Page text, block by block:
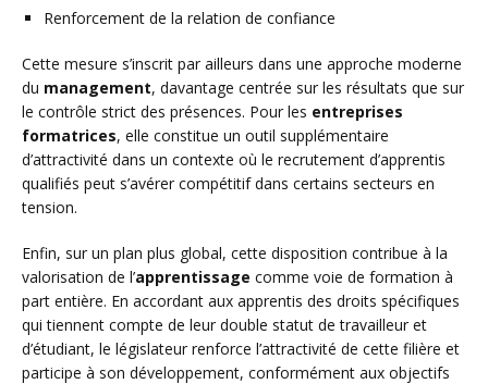
Renforcement de la relation de confiance
Cette mesure s’inscrit par ailleurs dans une approche moderne
du management, davantage centrée sur les résultats que sur
le contrôle strict des présences. Pour les entreprises
formatrices, elle constitue un outil supplémentaire
d’attractivité dans un contexte où le recrutement d’apprentis
qualifiés peut s’avérer compétitif dans certains secteurs en
tension.
Enfin, sur un plan plus global, cette disposition contribue à la
valorisation de l’apprentissage comme voie de formation à
part entière. En accordant aux apprentis des droits spécifiques
qui tiennent compte de leur double statut de travailleur et
d’étudiant, le législateur renforce l’attractivité de cette filière et
participe à son développement, conformément aux objectifs